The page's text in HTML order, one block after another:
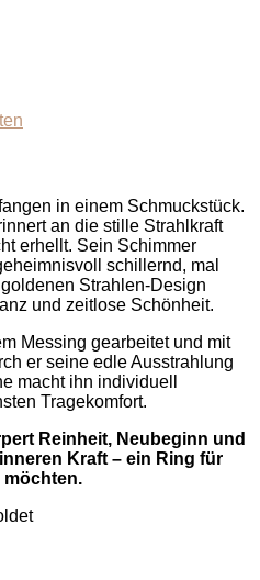
in einem Schmuckstück.
an die stille Strahlkraft
erhellt. Sein Schimmer
schillernd, mal
Strahlen-Design
und zeitlose Schönheit.
Messing gearbeitet und mit
er seine edle Ausstrahlung
macht ihn individuell
Tragekomfort.
Reinheit, Neubeginn und
Kraft – ein Ring für
möchten.